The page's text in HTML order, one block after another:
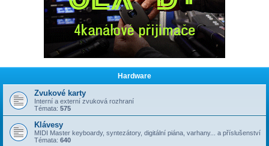
Hardware
Zvukové karty
Interní a externí zvuková rozhraní
Témata: 575
Klávesy
MIDI Master keyboardy, syntezátory, digitální piána, varhany... a příslušenství
Témata: 640